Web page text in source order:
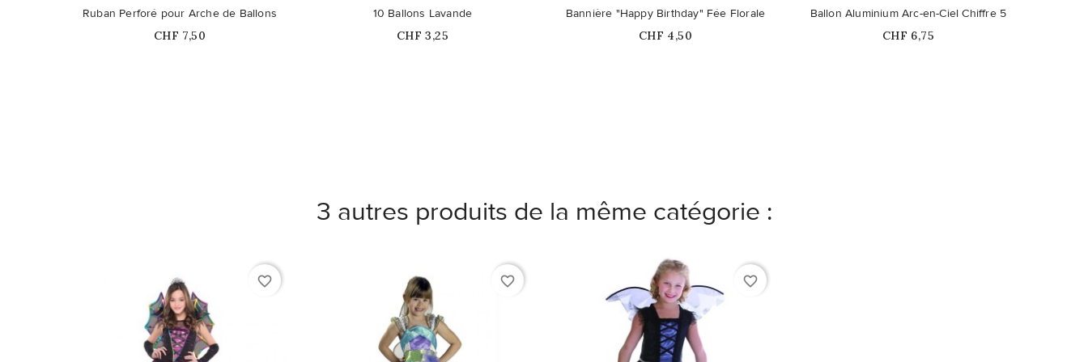
Ruban Perforé pour Arche de Ballons
Prix
CHF 7,50
10 Ballons Lavande
Prix
CHF 3,25
Bannière "Happy Birthday" Fée Florale
Prix
CHF 4,50
Ballon Aluminium Arc-en-Ciel Chiffre 5
Prix
CHF 6,75
3 autres produits de la même catégorie :
favorite_border favorite_border favorite_border